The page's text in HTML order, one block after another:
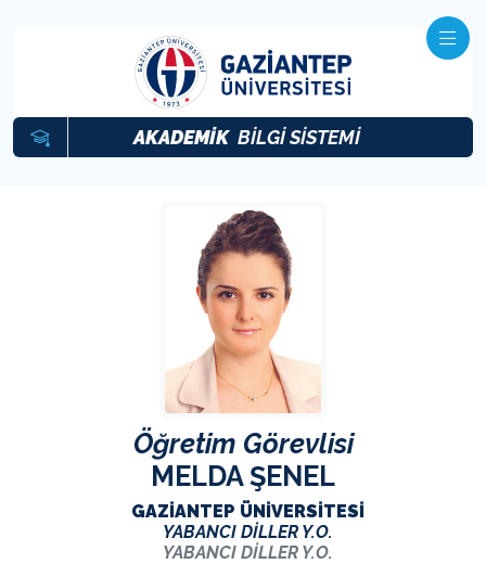
AKADEMİK BİLGİ SİSTEMİ
Öğretim Görevlisi
MELDA ŞENEL
GAZİANTEP ÜNİVERSİTESİ
YABANCI DİLLER Y.O.
YABANCI DİLLER Y.O.